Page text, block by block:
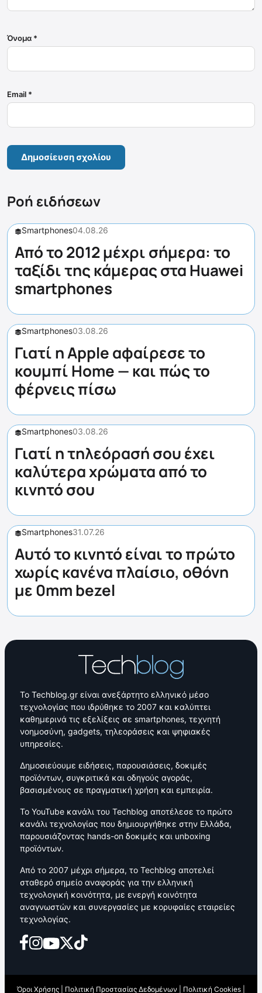
Όνομα *
Email *
Ροή ειδήσεων
Smartphones04.08.26
Από το 2012 μέχρι σήμερα: το
ταξίδι της κάμερας στα Huawei
smartphones
Smartphones03.08.26
Γιατί η Apple αφαίρεσε το
κουμπί Home — και πώς το
φέρνεις πίσω
Smartphones03.08.26
Γιατί η τηλεόρασή σου έχει
καλύτερα χρώματα από το
κινητό σου
Smartphones31.07.26
Αυτό το κινητό είναι το πρώτο
χωρίς κανένα πλαίσιο, οθόνη
με 0mm bezel
Το Techblog.gr είναι ανεξάρτητο ελληνικό μέσο
τεχνολογίας που ιδρύθηκε το 2007 και καλύπτει
καθημερινά τις εξελίξεις σε smartphones, τεχνητή
νοημοσύνη, gadgets, τηλεοράσεις και ψηφιακές
υπηρεσίες.
Δημοσιεύουμε ειδήσεις, παρουσιάσεις, δοκιμές
προϊόντων, συγκριτικά και οδηγούς αγοράς,
βασισμένους σε πραγματική χρήση και εμπειρία.
Το YouTube κανάλι του Techblog αποτέλεσε το πρώτο
κανάλι τεχνολογίας που δημιουργήθηκε στην Ελλάδα,
παρουσιάζοντας hands-on δοκιμές και unboxing
προϊόντων.
Από το 2007 μέχρι σήμερα, το Techblog αποτελεί
σταθερό σημείο αναφοράς για την ελληνική
τεχνολογική κοινότητα, με ενεργή κοινότητα
αναγνωστών και συνεργασίες με κορυφαίες εταιρείες
τεχνολογίας.
Όροι Χρήσης Πολιτική Προστασίας Δεδομένων Πολιτική Cookies